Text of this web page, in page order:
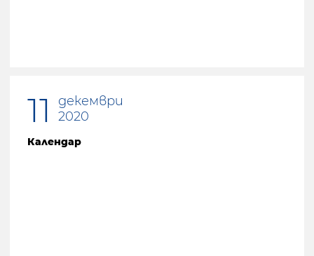
11
декември
2020
Календар